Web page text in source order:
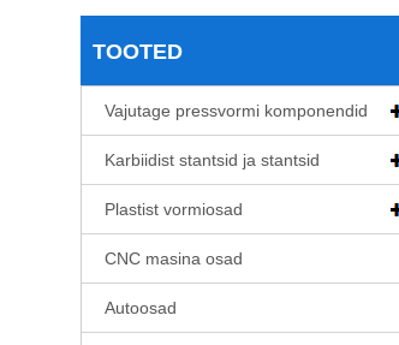
TOOTED
Vajutage pressvormi komponendid
Karbiidist stantsid ja stantsid
Plastist vormiosad
CNC masina osad
Autoosad